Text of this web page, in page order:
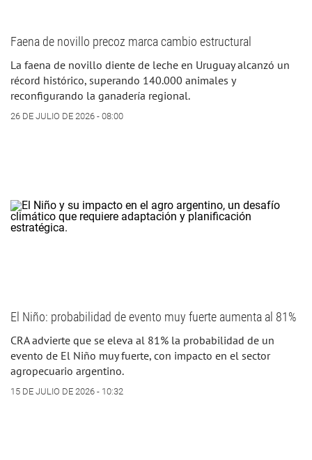
Faena de novillo precoz marca cambio estructural
La faena de novillo diente de leche en Uruguay alcanzó un
récord histórico, superando 140.000 animales y
reconfigurando la ganadería regional.
26 DE JULIO DE 2026 - 08:00
El Niño: probabilidad de evento muy fuerte aumenta al 81%
CRA advierte que se eleva al 81% la probabilidad de un
evento de El Niño muy fuerte, con impacto en el sector
agropecuario argentino.
15 DE JULIO DE 2026 - 10:32